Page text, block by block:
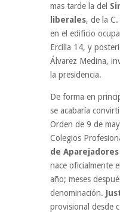
mas tarde la del
liberales, de la
en el edificio
Ercilla 14, y
Álvarez Medina,
la presidencia.
De forma en
se acabaría
Orden de 9 de
Colegios
de
nace oficialmente
año; meses
denominación.
provisional desde